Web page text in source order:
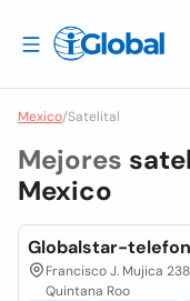
Mexico/Satelital
Mejores
Mexico
Globalstar-
Francisco J. Mujica
Quintana Roo